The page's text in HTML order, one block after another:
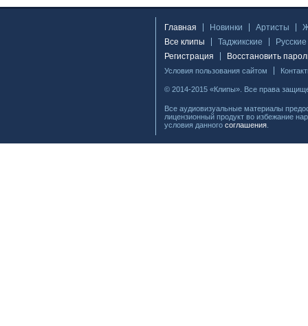
Главная Новинки Артисты
Все клипы
Таджикские
Русские
Регистрация
Восстановить
Условия пользования сайтом
© 2014-2015 «Клипы». Все права
Все аудиовизуальные материалы
лицензионный продукт во избежание
условия данного соглашения